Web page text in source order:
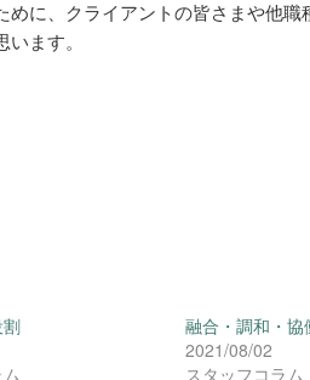
めに、クライアントの皆さまや他
います。
融合・調和・協
2021/08/02
スタッフコラム